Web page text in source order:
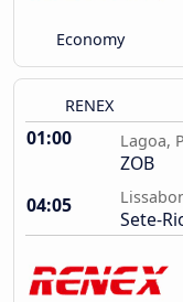
Economy
RENEX
01:00 Lagoa,
ZOB
04:05
Sete-